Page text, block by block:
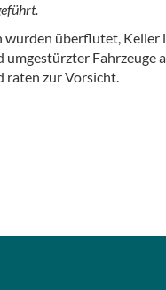
überflutet, Keller
Fahrzeuge
raten zur Vorsicht.